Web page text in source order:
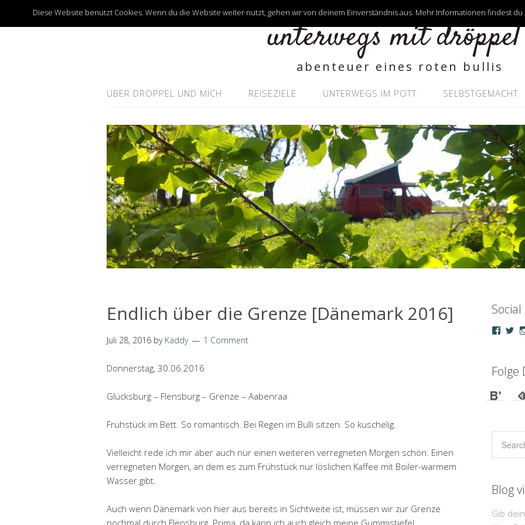
unterwegs mit dröppel
abenteuer eines roten bullis
ÜBER DRÖPPEL UND MICH REISEZIELE UNTERWEGS IM POTT SELBSTGEMACHT
Endlich über die Grenze [Dänemark 2016]
Juli 28, 2016 by Kaddy 1 Comment
Donnerstag, 30.06.2016
Glücksburg – Flensburg – Grenze – Aabenraa
Frühstück im Bett. So romantisch. Bei Regen im Bulli sitzen. So kuschelig.
Vielleicht rede ich mir aber auch nur einen weiteren verregneten Morgen schön. Einen
verregneten Morgen, an dem es zum Frühstück nur löslichen Kaffee mit Boiler-warmem
Wasser gibt.
Auch wenn Dänemark von hier aus bereits in Sichtweite ist, müssen wir zur Grenze
nochmal durch Flensburg. Prima, da kann ich auch gleich meine Gummistiefel
Social
Profil
Blog
Gib
Diese Website benutzt Cookies. Wenn du die Website weiter nutzt, gehen wir von deinem Einverständnis aus. Mehr Informationen findest